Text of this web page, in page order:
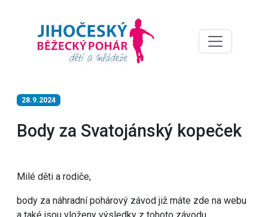
28.9.2024
Body za Svatojánský kopeček
Milé děti a rodiče,
body za náhradní pohárový závod již máte zde na webu